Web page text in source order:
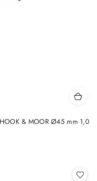
& MOOR Ø45 mm 1,0